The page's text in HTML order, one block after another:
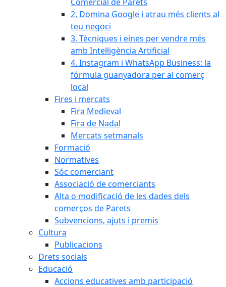
2. Domina Google i atrau més clients al
teu negoci
3. Tècniques i eines per vendre més
amb Intel·ligència Artificial
4. Instagram i WhatsApp Business: la
fórmula guanyadora per al comerç
local
Fires i mercats
Fira Medieval
Fira de Nadal
Mercats setmanals
Formació
Normatives
Sóc comerciant
Associació de comerciants
Alta o modificació de les dades dels
comerços de Parets
Subvencions, ajuts i premis
Cultura
Publicacions
Drets socials
Educació
Accions educatives amb participació